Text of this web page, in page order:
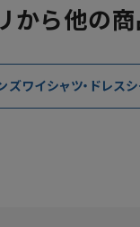
から他の
ズワイシャツ・ドレス